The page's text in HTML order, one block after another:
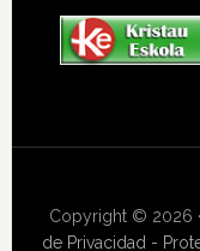
Copyright © 2026
de Privacidad -